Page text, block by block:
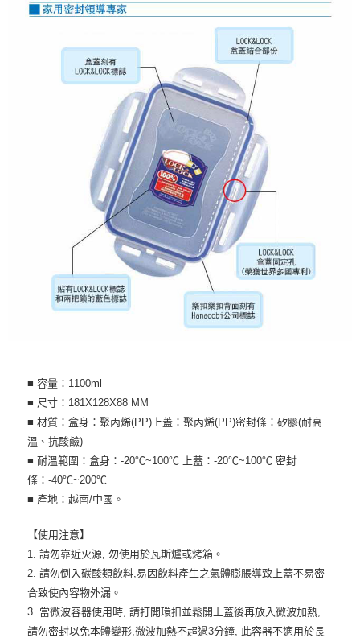
■ 容量：1100ml
■ 尺寸：181X128X88 MM
■ 材質：盒身：聚丙烯(PP)上蓋：聚丙烯(PP)密封條：矽膠(耐高
溫、抗酸鹼)
■ 耐溫範圍：盒身：-20℃~100℃ 上蓋：-20℃~100℃ 密封
條：-40℃~200℃
■ 產地：越南/中國。
【使用注意】
1. 請勿靠近火源, 勿使用於瓦斯爐或烤箱。
2. 請勿倒入碳酸類飲料,易因飲料產生之氣體膨脹導致上蓋不易密
合致使內容物外漏。
3. 當微波容器使用時, 請打開環扣並鬆開上蓋後再放入微波加熱,
請勿密封以免本體變形,微波加熱不超過3分鐘, 此容器不適用於長